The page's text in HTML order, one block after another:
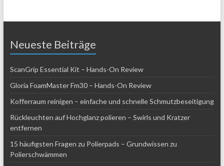
Neueste Beiträge
ScanGrip Essential Kit – Hands-On Review
Gloria FoamMaster Fm30 – Hands-On Review
Kofferraum reinigen – einfache und schnelle Schmutzbeseitigung
Rückleuchten auf Hochglanz polieren – Swirls und Kratzer
entfernen
15 häufigsten Fragen zu Polierpads – Grundwissen zu
Polierschwämmen